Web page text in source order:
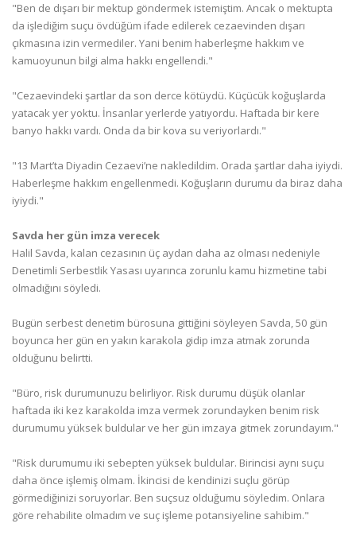
"Ben de dışarı bir mektup göndermek istemiştim. Ancak o mektupta
da işlediğim suçu övdüğüm ifade edilerek cezaevinden dışarı
çıkmasına izin vermediler. Yani benim haberleşme hakkım ve
kamuoyunun bilgi alma hakkı engellendi."
"Cezaevindeki şartlar da son derce kötüydü. Küçücük koğuşlarda
yatacak yer yoktu. İnsanlar yerlerde yatıyordu. Haftada bir kere
banyo hakkı vardı. Onda da bir kova su veriyorlardı."
"13 Mart’ta Diyadin Cezaevi’ne nakledildim. Orada şartlar daha iyiydi.
Haberleşme hakkım engellenmedi. Koğuşların durumu da biraz daha
iyiydi."
Savda her gün imza verecek
Halil Savda, kalan cezasının üç aydan daha az olması nedeniyle
Denetimli Serbestlik Yasası uyarınca zorunlu kamu hizmetine tabi
olmadığını söyledi.
Bugün serbest denetim bürosuna gittiğini söyleyen Savda, 50 gün
boyunca her gün en yakın karakola gidip imza atmak zorunda
olduğunu belirtti.
"Büro, risk durumunuzu belirliyor. Risk durumu düşük olanlar
haftada iki kez karakolda imza vermek zorundayken benim risk
durumumu yüksek buldular ve her gün imzaya gitmek zorundayım."
"Risk durumumu iki sebepten yüksek buldular. Birincisi aynı suçu
daha önce işlemiş olmam. İkincisi de kendinizi suçlu görüp
görmediğinizi soruyorlar. Ben suçsuz olduğumu söyledim. Onlara
göre rehabilite olmadım ve suç işleme potansiyeline sahibim."